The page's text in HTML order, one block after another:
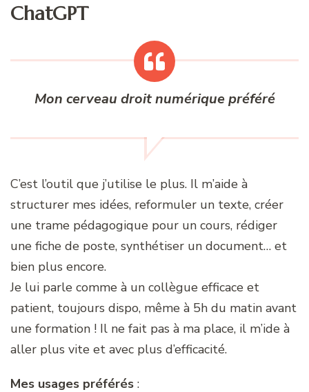
ChatGPT
Mon cerveau droit numérique préféré
C’est l’outil que j’utilise le plus. Il m’aide à
structurer mes idées, reformuler un texte, créer
une trame pédagogique pour un cours, rédiger
une fiche de poste, synthétiser un document… et
bien plus encore.
Je lui parle comme à un collègue efficace et
patient, toujours dispo, même à 5h du matin avant
une formation ! Il ne fait pas à ma place, il m’ide à
aller plus vite et avec plus d’efficacité.
Mes usages préférés :